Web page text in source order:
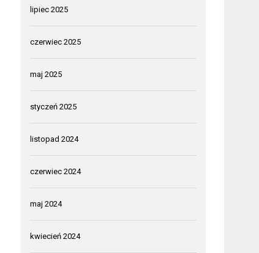
lipiec 2025
czerwiec 2025
maj 2025
styczeń 2025
listopad 2024
czerwiec 2024
maj 2024
kwiecień 2024